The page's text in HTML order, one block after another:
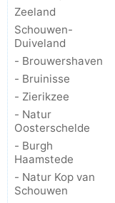
Zeeland
Schouwen-
Duiveland
- Brouwershaven
- Bruinisse
- Zierikzee
- Natur
Oosterschelde
- Burgh
Haamstede
- Natur Kop van
Schouwen